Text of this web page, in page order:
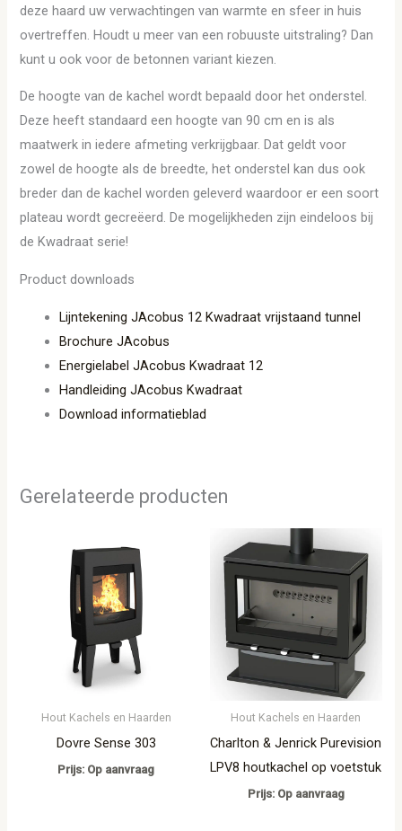
deze haard uw verwachtingen van warmte en sfeer in huis
overtreffen. Houdt u meer van een robuuste uitstraling? Dan
kunt u ook voor de betonnen variant kiezen.
De hoogte van de kachel wordt bepaald door het onderstel.
Deze heeft standaard een hoogte van 90 cm en is als
maatwerk in iedere afmeting verkrijgbaar. Dat geldt voor
zowel de hoogte als de breedte, het onderstel kan dus ook
breder dan de kachel worden geleverd waardoor er een soort
plateau wordt gecreëerd. De mogelijkheden zijn eindeloos bij
de Kwadraat serie!
Product downloads
Lijntekening JAcobus 12 Kwadraat vrijstaand tunnel
Brochure JAcobus
Energielabel JAcobus Kwadraat 12
Handleiding JAcobus Kwadraat
Download informatieblad
Gerelateerde producten
Hout Kachels en Haarden
Dovre Sense 303
Prijs: Op aanvraag
Hout Kachels en Haarden
Charlton & Jenrick Purevision
LPV8 houtkachel op voetstuk
Prijs: Op aanvraag